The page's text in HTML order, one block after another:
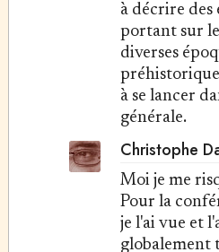
à décrire des
portant sur
diverses
à se lancer
générale.
Christophe
Moi je me
Pour la
je l'ai vue et
globalement